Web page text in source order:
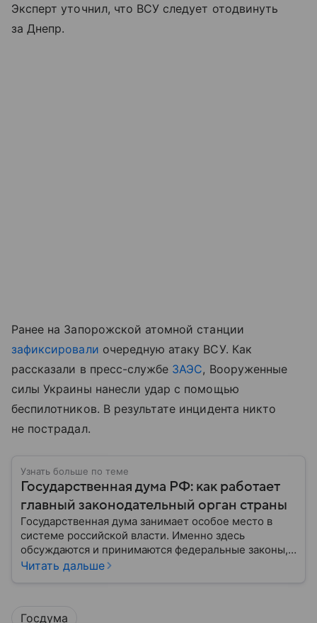
Эксперт уточнил, что ВСУ следует отодвинуть
за Днепр.
Ранее на Запорожской атомной станции
зафиксировали очередную атаку ВСУ. Как
рассказали в пресс-службе ЗАЭС, Вооруженные
силы Украины нанесли удар с помощью
беспилотников. В результате инцидента никто
не пострадал.
Узнать больше по теме
Государственная дума РФ: как работает
главный законодательный орган страны
Государственная дума занимает особое место в
системе российской власти. Именно здесь
обсуждаются и принимаются федеральные законы,
определяющие развитие государства, экономики и
Читать дальше
Госдума